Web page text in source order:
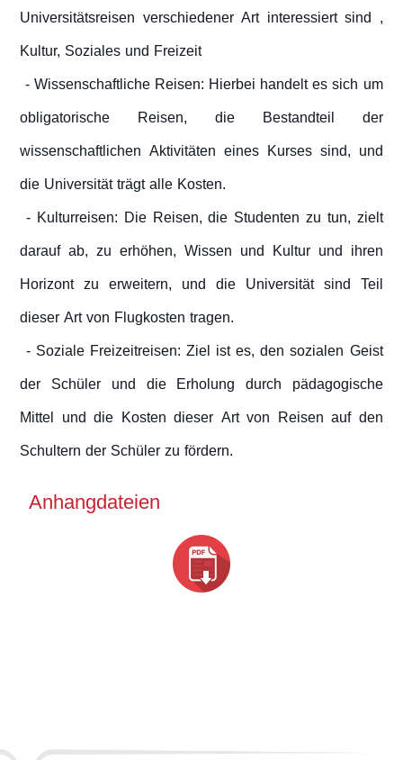
Universitätsreisen verschiedener Art interessiert sind ,
Kultur, Soziales und Freizeit
- Wissenschaftliche Reisen: Hierbei handelt es sich um
obligatorische Reisen, die Bestandteil der
wissenschaftlichen Aktivitäten eines Kurses sind, und
die Universität trägt alle Kosten.
- Kulturreisen: Die Reisen, die Studenten zu tun, zielt
darauf ab, zu erhöhen, Wissen und Kultur und ihren
Horizont zu erweitern, und die Universität sind Teil
dieser Art von Flugkosten tragen.
- Soziale Freizeitreisen: Ziel ist es, den sozialen Geist
der Schüler und die Erholung durch pädagogische
Mittel und die Kosten dieser Art von Reisen auf den
Schultern der Schüler zu fördern.
Anhangdateien